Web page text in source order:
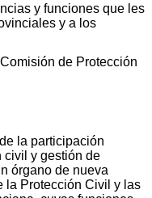
y funciones que les
y a los
de Protección
la participación
civil y gestión de
órgano de nueva
la Protección Civil y las